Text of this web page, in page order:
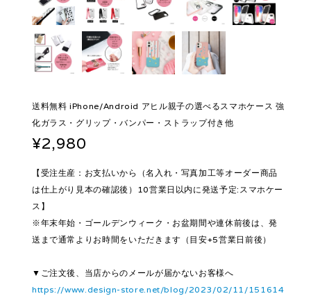
送料無料 iPhone/Android アヒル親子の選べるスマホケース 強
化ガラス・グリップ・バンパー・ストラップ付き他
¥2,980
【受注生産：お支払いから（名入れ・写真加工等オーダー商品
は仕上がり見本の確認後）10営業日以内に発送予定:スマホケー
ス】
※年末年始・ゴールデンウィーク・お盆期間や連休前後は、発
送まで通常よりお時間をいただきます（目安+5営業日前後）
▼ご注文後、当店からのメールが届かないお客様へ
https://www.design-store.net/blog/2023/02/11/151614